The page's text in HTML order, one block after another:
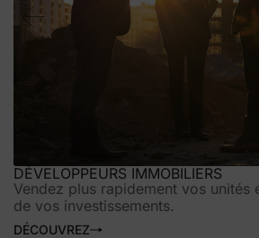
DÉVELOPPEURS IMMOBILIERS
Vendez plus rapidement vos unités
de vos investissements.
DÉCOUVREZ